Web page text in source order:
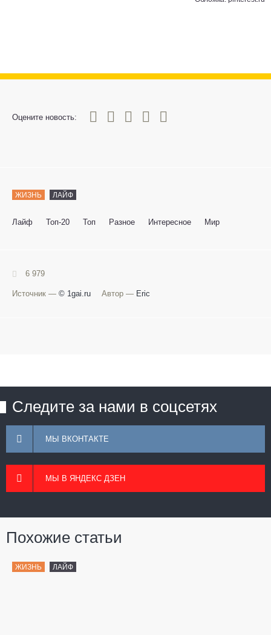
Оцените новость:
0
1 3 4 5
ЖИЗНЬ ЛАЙФ
Лайф Топ-20 Топ Разное Интересное Мир
6 979
Источник — © 1gai.ru Автор — Eric
Следите за нами в соцсетях
МЫ ВКОНТАКТЕ
МЫ В ЯНДЕКС ДЗЕН
Похожие статьи
ЖИЗНЬ ЛАЙФ